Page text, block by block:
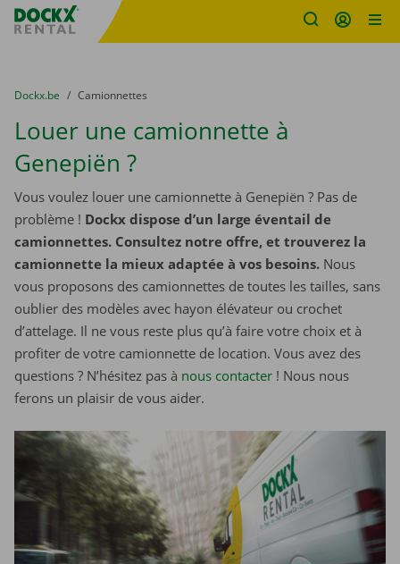
sitename
You are here:
du
Dockx.be to
Camionnettes
Louer une camionnette à
Genepiën ?
Vous voulez louer une camionnette à Genepiën ? Pas de
problème ! Dockx dispose d’un large éventail de
camionnettes. Consultez notre offre, et trouverez la
camionnette la mieux adaptée à vos besoins. Nous
vous proposons des camionnettes de toutes les tailles, sans
oublier des modèles avec hayon élévateur ou crochet
d’attelage. Il ne vous reste plus qu’à faire votre choix et à
profiter de votre camionnette de location. Vous avez des
questions ? N’hésitez pas à nous contacter ! Nous nous
ferons un plaisir de vous aider.